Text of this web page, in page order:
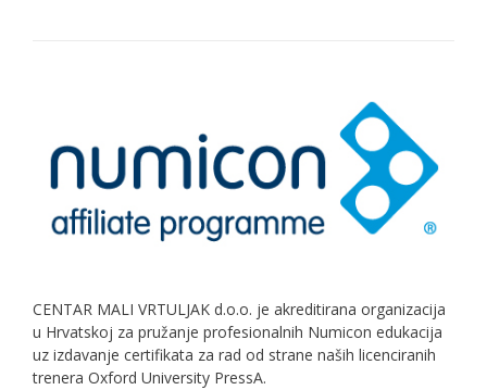
CENTAR MALI VRTULJAK d.o.o. je akreditirana organizacija
u Hrvatskoj za pružanje profesionalnih Numicon edukacija
uz izdavanje certifikata za rad od strane naših licenciranih
trenera Oxford University PressA.